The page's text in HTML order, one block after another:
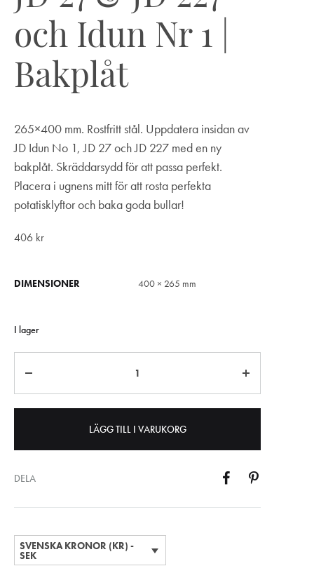
och Idun Nr 1 |
Bakplåt
265×400 mm. Rostfritt stål. Uppdatera insidan av
JD Idun No 1, JD 27 och JD 227 med en ny
bakplåt. Skräddarsydd för att passa perfekt.
Placera i ugnens mitt för att rosta perfekta
potatisklyftor och baka goda bullar!
406 kr
DIMENSIONER 400 × 265 mm
I lager
LÄGG TILL I VARUKORG
DELA
SVENSKA KRONOR (KR) -
SEK